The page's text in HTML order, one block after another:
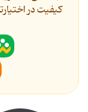
کیفیت در